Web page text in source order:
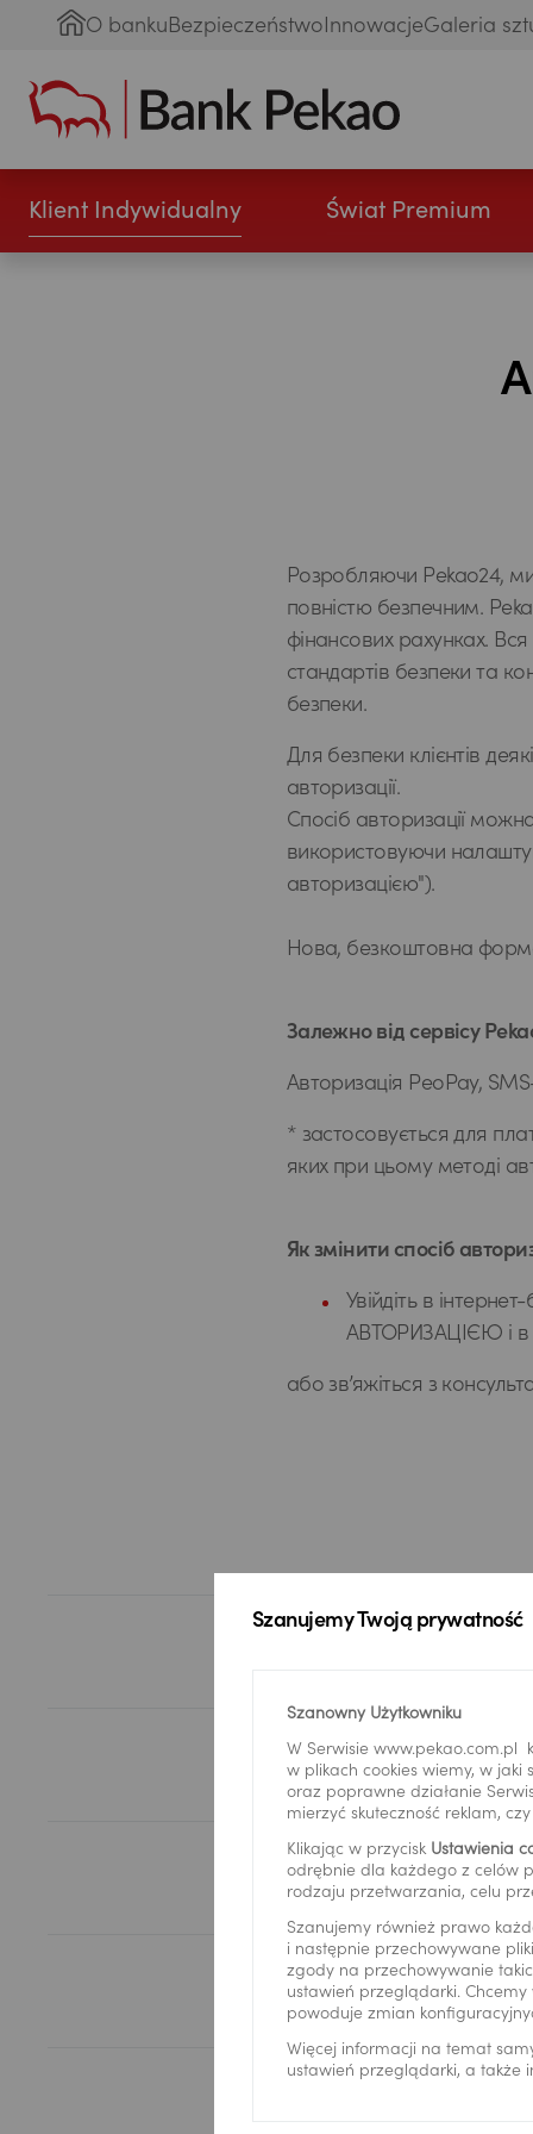
O bankuBezpieczeństwoInnowacjeGaleria
Klient Indywidualny Świat Premium
Розробляючи Pekao24,
повністю безпечним.
фінансових рахунках.
стандартів безпеки та
безпеки.
Для безпеки клієнтів
авторизації.
Спосіб авторизації
використовуючи
авторизацією").
Нова, безкоштовна
Залежно від сервісу
Авторизація PeoPay,
* застосовується для
яких при цьому методі
Як змінити спосіб
Увійдіть в
АВТОРИЗАЦІЄЮ і в
або зв’яжіться з
Szanujemy Twoją prywatność
Szanowny Użytkowniku
W Serwisie www.pekao.com.pl
w plikach cookies wiemy, w
oraz poprawne działanie
mierzyć skuteczność reklam,
Klikając w przycisk Ustawienia
odrębnie dla każdego z celów
rodzaju przetwarzania, celu
Szanujemy również prawo
i następnie przechowywane
zgody na przechowywanie
ustawień przeglądarki.
powoduje zmian
Więcej informacji na temat
ustawień przeglądarki, a także